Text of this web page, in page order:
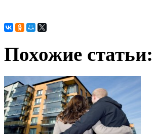
Похожие статьи: